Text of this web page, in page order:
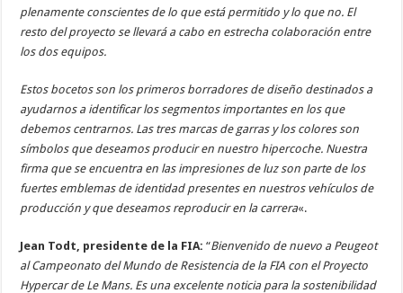
plenamente conscientes de lo que está permitido y lo que no. El
resto del proyecto se llevará a cabo en estrecha colaboración entre
los dos equipos.
Estos bocetos son los primeros borradores de diseño destinados a
ayudarnos a identificar los segmentos importantes en los que
debemos centrarnos. Las tres marcas de garras y los colores son
símbolos que deseamos producir en nuestro hipercoche. Nuestra
firma que se encuentra en las impresiones de luz son parte de los
fuertes emblemas de identidad presentes en nuestros vehículos de
producción y que deseamos reproducir en la carrera«.
Jean Todt, presidente de la FIA: “Bienvenido de nuevo a Peugeot
al Campeonato del Mundo de Resistencia de la FIA con el Proyecto
Hypercar de Le Mans. Es una excelente noticia para la sostenibilidad